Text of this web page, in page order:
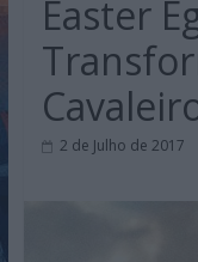
Easter
2 de Julho de 2017